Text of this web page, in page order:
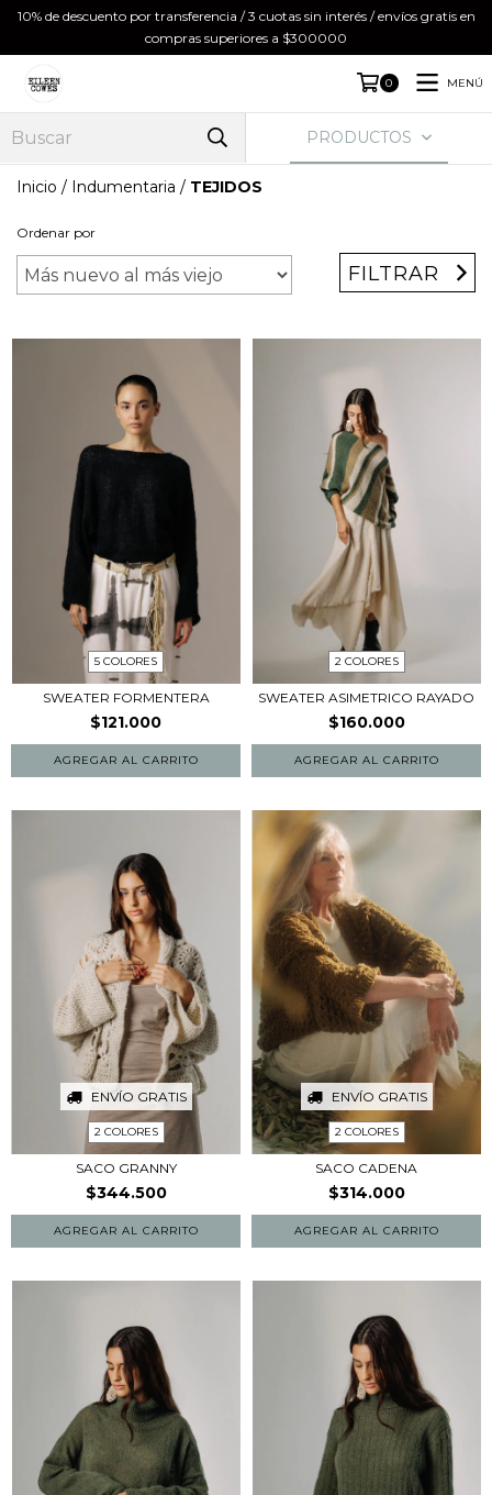
10% de descuento por transferencia / 3 cuotas sin interés / envíos gratis en
compras superiores a $300000
0 MENÚ
PRODUCTOS
Inicio / Indumentaria / TEJIDOS
Ordenar por
FILTRAR
5 COLORES
SWEATER FORMENTERA
$121.000
AGREGAR AL CARRITO
2 COLORES
SWEATER ASIMETRICO RAYADO
$160.000
AGREGAR AL CARRITO
ENVÍO GRATIS
2 COLORES
SACO GRANNY
$344.500
AGREGAR AL CARRITO
ENVÍO GRATIS
2 COLORES
SACO CADENA
$314.000
AGREGAR AL CARRITO